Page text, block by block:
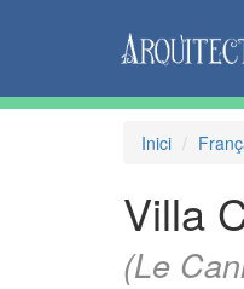
Inici
Villa
(Le